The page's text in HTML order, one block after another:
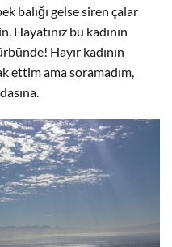
balığı gelse siren çalar
Hayatınız bu kadının
Hayır kadının
ettim ama soramadım,